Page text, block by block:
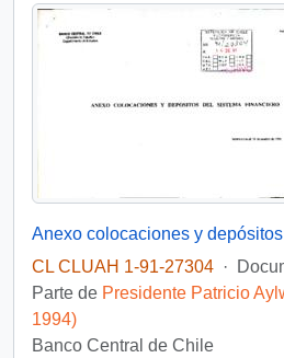
CL CLUAH 1-91-27304 ·
Parte de Presidente Patricio
1994)
Banco Central de Chile